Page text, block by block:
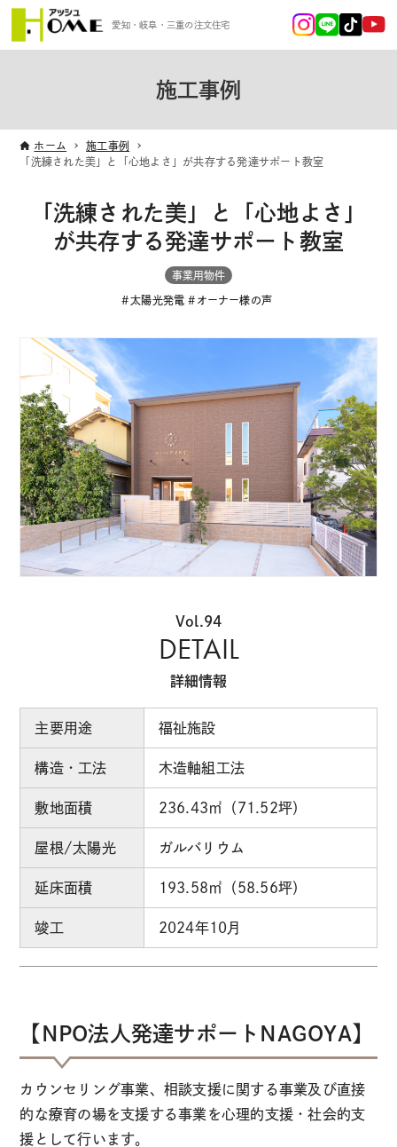
愛知・岐阜・三重の注文住宅
施工事例
ホーム
施工事例
「洗練された美」と「心地よさ」が共存する発達サポート教室
「洗練された美」と「心地よさ」
が共存する発達サポート教室
事業用物件
太陽光発電 オーナー様の声
Vol.94
DETAIL
詳細情報
主要用途 福祉施設
構造・工法 木造軸組工法
敷地面積 236.43㎡（71.52坪）
屋根/太陽光 ガルバリウム
延床面積 193.58㎡（58.56坪）
竣工 2024年10月
【NPO法人発達サポートNAGOYA】
カウンセリング事業、相談支援に関する事業及び直接
的な療育の場を支援する事業を心理的支援・社会的支
援として行います。